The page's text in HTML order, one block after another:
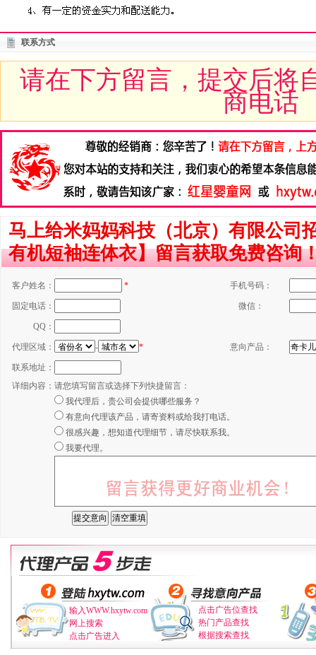
联系方式
请在下方留言，提交后将
商电话
马上给米妈妈科技（北京）有限公司
有机短袖连体衣】留言获取免费咨询
客户姓名： * 手机号码：
固定电话： 微信：
QQ：
代理区域： - * 意向产品：
联系地址：
详细内容： 请您填写留言或选择下列快捷留言：
我代理后，贵公司会提供哪些服务？
有意向代理该产品，请寄资料或给我打电话。
很感兴趣，想知道代理细节，请尽快联系我。
我要代理。
输入WWW.hxytw.com
网上搜索
点击广告进入
点击广告位查找
热门产品查找
根据搜索查找